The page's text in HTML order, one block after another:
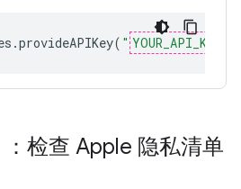
.provideAPIKey( " YOUR_API_KEY
检查 Apple 隐私清单